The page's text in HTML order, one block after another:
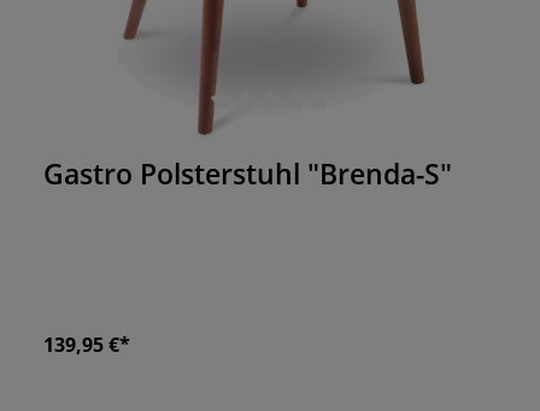
Durchschnittliche Bewertung von 0 von 5 Sternen
Gastro Polsterstuhl "Brenda-S"
139,95 €*